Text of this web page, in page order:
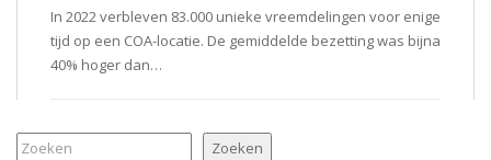
In 2022 verbleven 83.000 unieke vreemdelingen voor enige
tijd op een COA-locatie. De gemiddelde bezetting was bijna
40% hoger dan…
Zoeken Zoeken